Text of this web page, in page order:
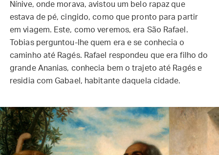
Nínive, onde morava, avistou um belo rapaz que
estava de pé, cingido, como que pronto para partir
em viagem. Este, como veremos, era São Rafael.
Tobias perguntou-lhe quem era e se conhecia o
caminho até Ragés. Rafael respondeu que era filho do
grande Ananias, conhecia bem o trajeto até Ragés e
residia com Gabael, habitante daquela cidade.